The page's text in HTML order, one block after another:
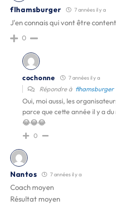
flhamsburger 7 années il y a
J'en connais qui vont être
0
cochonne 7 années il y a
Répondre à flhamsburger
Oui, moi aussi, les
parce que cette année il y a
😂😂😂
0
Nantos 7 années il y a
Coach moyen
Résultat moyen